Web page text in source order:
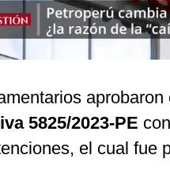
aprobaron
5825/2023-PE
el cual fue